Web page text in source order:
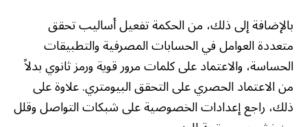
بالإضافة إلى ذلك، من الحكمة تفعيل أساليب تحقق
متعددة العوامل في الحسابات المصرفية والتطبيقات
الحساسة، والاعتماد على كلمات مرور قوية ورمز ثانوي بدلاً
من الاعتماد الحصري على التحقق البيومتري. علاوة على
ذلك، راجع إعدادات الخصوصية على شبكات التواصل وقلل